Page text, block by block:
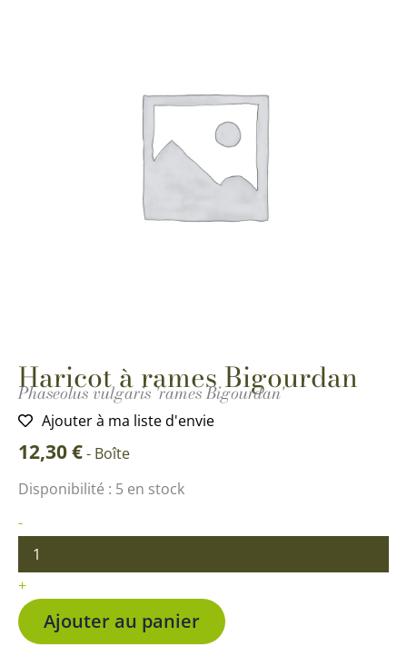
Haricot à rames Bigourdan
Phaseolus vulgaris 'rames Bigourdan'
Ajouter à ma liste d'envie
12,30€- Boîte
Disponibilité : 5 en stock
-
quantité
Haricot
à
rames
Bigourdan
+
Ajouter au panier